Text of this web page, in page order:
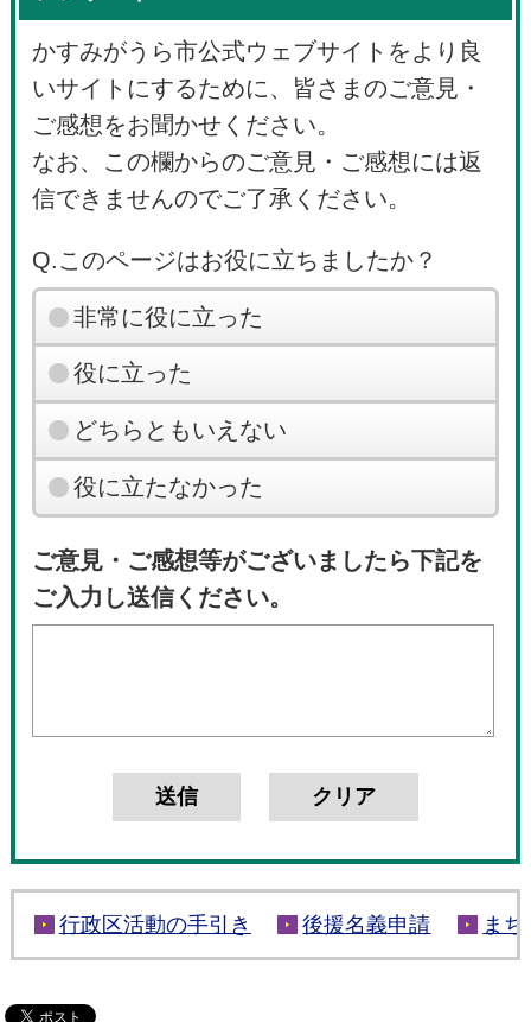
かすみがうら市公式ウェブサイトをより良
いサイトにするために、皆さまのご意見・
ご感想をお聞かせください。
なお、この欄からのご意見・ご感想には返
信できませんのでご了承ください。
Q.このページはお役に立ちましたか？
非常に役に立った
役に立った
どちらともいえない
役に立たなかった
ご意見・ご感想等がございましたら下記を
ご入力し送信ください。
行政区活動の手引き 後援名義申請 ま